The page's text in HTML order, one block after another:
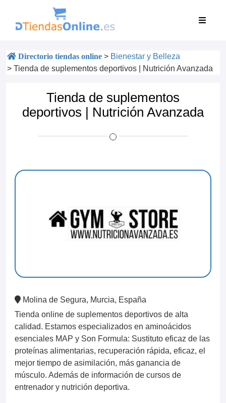
Directorio tiendas online > Bienestar y Belleza
> Tienda de suplementos deportivos | Nutrición Avanzada
Tienda de suplementos
deportivos | Nutrición Avanzada
Molina de Segura, Murcia, España
Tienda online de suplementos deportivos de alta
calidad. Estamos especializados en aminoácidos
esenciales MAP y Son Formula: Sustituto eficaz de las
proteínas alimentarias, recuperación rápida, eficaz, el
mejor tiempo de asimilación, más ganancia de
músculo. Además de información de cursos de
entrenador y nutrición deportiva.